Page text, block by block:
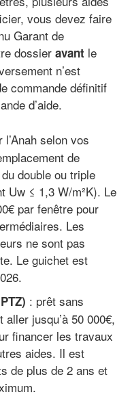
vous devez faire
Garant de
dossier avant le
n’est
commande définitif
d’aide.
selon vos
de
double ou triple
Uw ≤ 1,3 W/m²K). Le
par fenêtre pour
Les
ne sont pas
Le guichet est
: prêt sans
aller jusqu’à 50 000€,
financer les travaux
aides. Il est
de plus de 2 ans et